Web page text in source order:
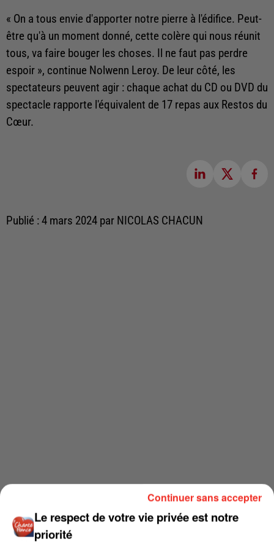
« On a tous envie d'apporter notre pierre à l'édifice. Peut-
être qu'à un moment donné, cette colère qui nous réunit
tous, va faire bouger les choses. Il ne faut pas perdre
espoir », continue Nolwenn Leroy. De leur côté, les
spectateurs peuvent agir : chaque achat du CD ou DVD du
spectacle rapporte l'équivalent de 17 repas aux Restos du
Cœur.
Publié : 4 mars 2024 par NICOLAS CHACUN
Le respect de votre vie privée est notre
priorité
Continuer sans accepter